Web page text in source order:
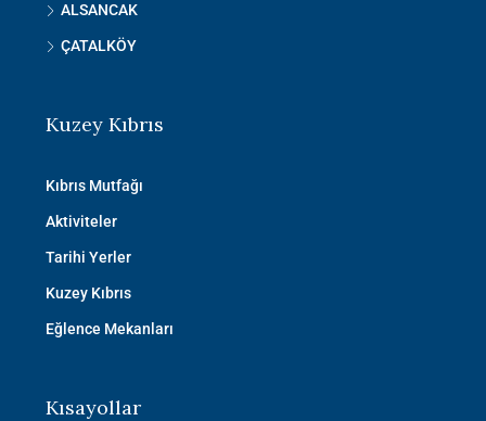
ALSANCAK
ÇATALKÖY
Kuzey Kıbrıs
Kıbrıs Mutfağı
Aktiviteler
Tarihi Yerler
Kuzey Kıbrıs
Eğlence Mekanları
Kısayollar